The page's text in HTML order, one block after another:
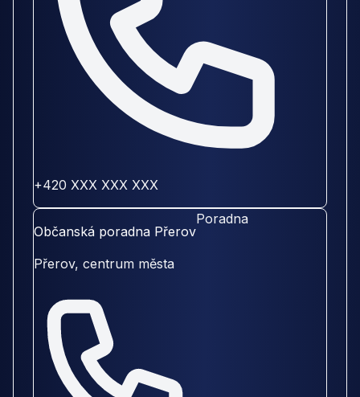
+420 XXX XXX XXX
Občanská poradna Přerov
Přerov, centrum města
Poradna